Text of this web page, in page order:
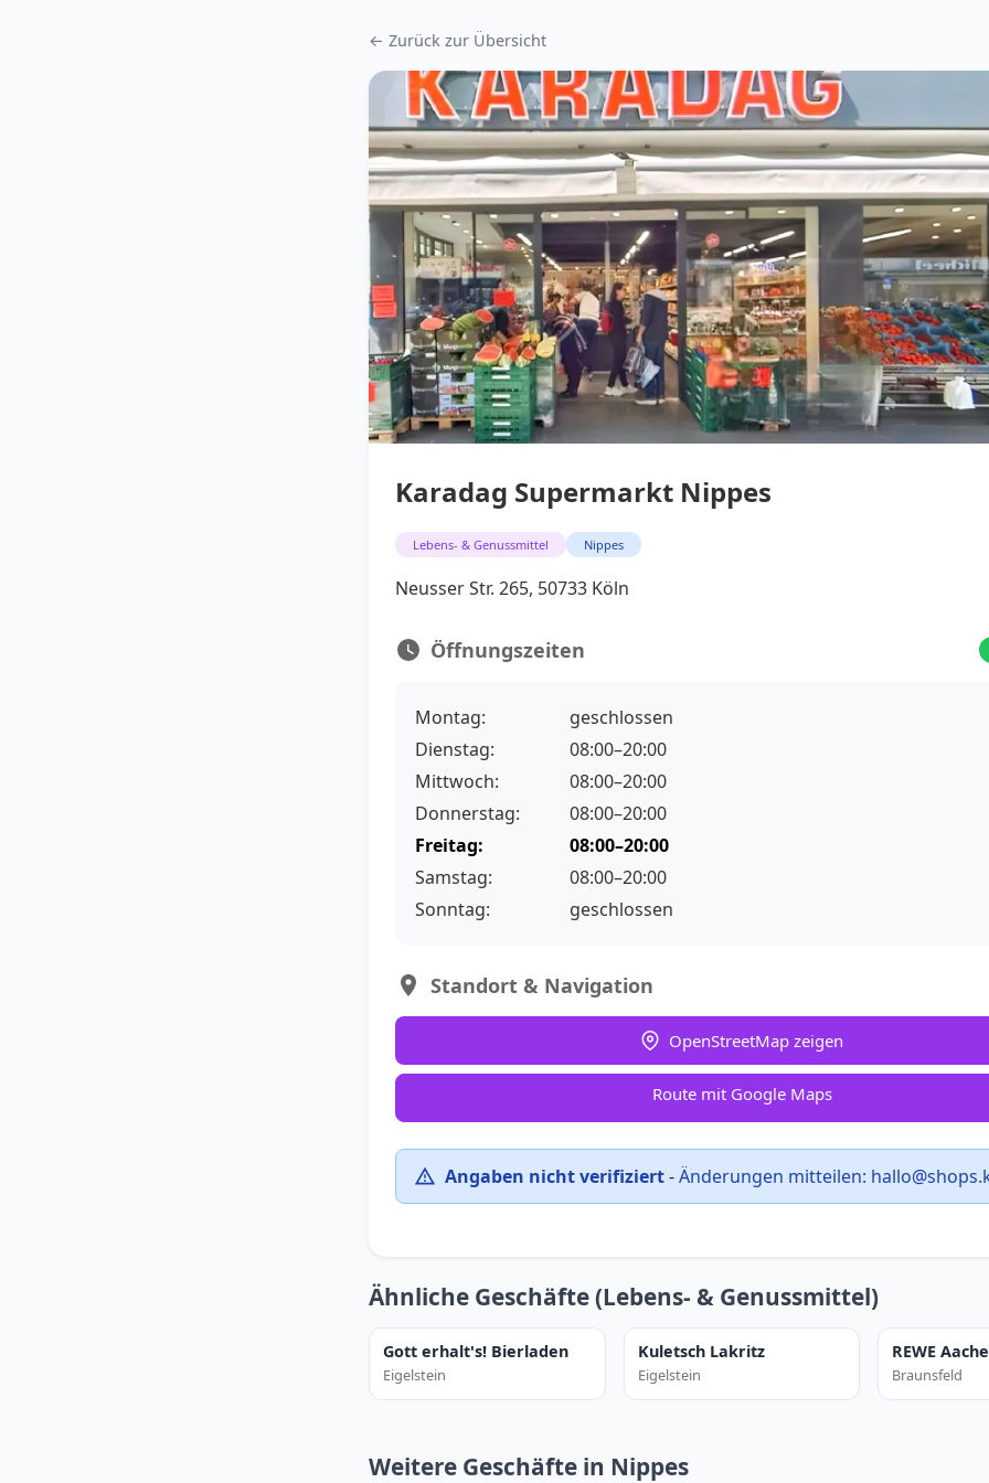
← Zurück zur Übersicht
Karadag Supermarkt Nippes
Lebens- & Genussmittel Nippes
Neusser Str. 265, 50733 Köln
Öffnungszeiten
Montag:
geschlossen
Dienstag:
08:00–20:00
Mittwoch:
08:00–20:00
Donnerstag:
08:00–20:00
Freitag:
08:00–20:00
Samstag:
08:00–20:00
Sonntag:
geschlossen
Standort & Navigation
OpenStreetMap zeigen
Route mit Google Maps
Angaben nicht verifiziert-Änderungen mitteilen:
Ähnliche Geschäfte (Lebens- & Genussmittel)
Gott erhalt's! Bierladen
Eigelstein
Kuletsch Lakritz
Eigelstein
REWE
Braunsfeld
Weitere Geschäfte in Nippes